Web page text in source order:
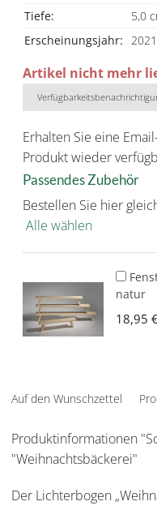
Tiefe:
5,0
Erscheinungsjahr:
2021
Artikel nicht mehr
Erhalten Sie eine
Produkt wieder
Passendes Zubehör
Bestellen Sie hier
Alle wählen
natur
18,95
Auf den Wunschzettel
Produktinformationen
"Weihnachtsbäckerei"
Der Lichterbogen